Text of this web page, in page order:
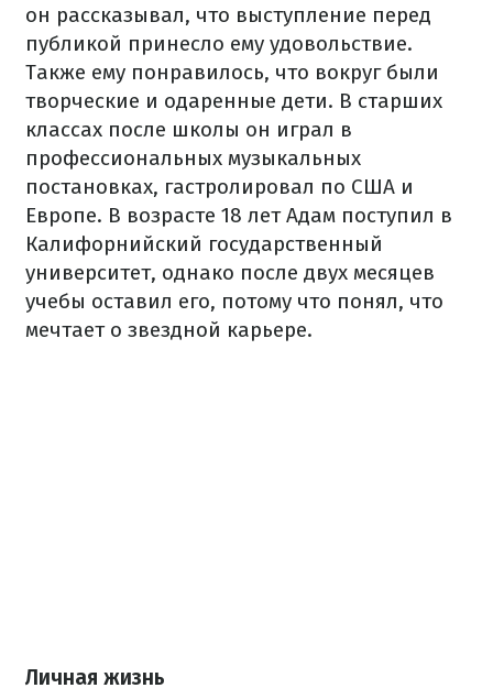
он рассказывал, что выступление перед
публикой принесло ему удовольствие.
Также ему понравилось, что вокруг были
творческие и одаренные дети. В старших
классах после школы он играл в
профессиональных музыкальных
постановках, гастролировал по США и
Европе. В возрасте 18 лет Адам поступил в
Калифорнийский государственный
университет, однако после двух месяцев
учебы оставил его, потому что понял, что
мечтает о звездной карьере.
Личная жизнь